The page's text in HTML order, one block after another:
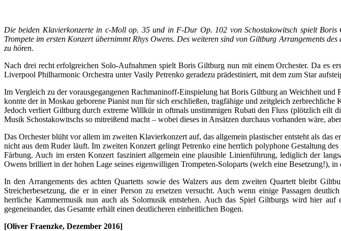
Die beiden Klavierkonzerte in c-Moll op. 35 und in F-Dur Op. 102 von Schostakowitsch spielt
Trompete im ersten Konzert übernimmt Rhys Owens. Des weiteren sind von Giltburg Arrangements
zu hören.
Nach drei recht erfolgreichen Solo-Aufnahmen spielt Boris Giltburg nun mit einem Orchester. Da es
Liverpool Philharmonic Orchestra unter Vasily Petrenko geradezu prädestiniert, mit dem zum Star
Im Vergleich zu der vorausgegangenen Rachmaninoff-Einspielung hat Boris Giltburg an Weichheit
konnte der in Moskau geborene Pianist nun für sich erschließen, tragfähige und zeitgleich
Jedoch verliert Giltburg durch extreme Willkür in oftmals unstimmigen Rubati den Fluss (plötzlich eilt
Musik Schostakowitschs so mitreißend macht – wobei dieses in Ansätzen durchaus vorhanden wäre,
Das Orchester blüht vor allem im zweiten Klavierkonzert auf, das allgemein plastischer entsteht als
nicht aus dem Ruder läuft. Im zweiten Konzert gelingt Petrenko eine herrlich polyphone Gestaltung
Färbung. Auch im ersten Konzert fasziniert allgemein eine plausible Linienführung, lediglich der
Owens brilliert in der hohen Lage seines eigenwilligen Trompeten-Soloparts (welch eine Besetzung!),
In den Arrangements des achten Quartetts sowie des Walzers aus dem zweiten Quartett bleibt
Streicherbesetzung, die er in einer Person zu ersetzen versucht. Auch wenn einige Passagen
herrliche Kammermusik nun auch als Solomusik entstehen. Auch das Spiel Giltburgs wird hier
gegeneinander, das Gesamte erhält einen deutlicheren einheitlichen Bogen.
[Oliver Fraenzke, Dezember 2016]